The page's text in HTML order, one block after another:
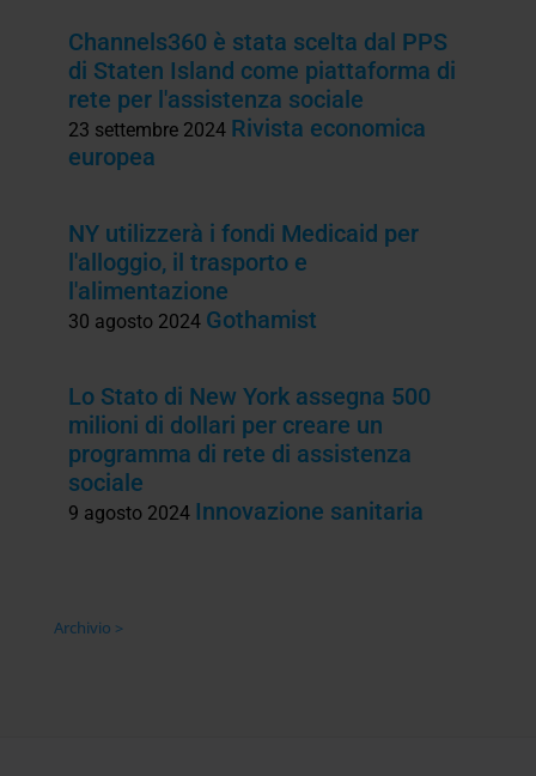
Channels360 è stata scelta dal PPS
di Staten Island come piattaforma di
rete per l'assistenza sociale
23 settembre 2024 Rivista economica
europea
NY utilizzerà i fondi Medicaid per
l'alloggio, il trasporto e
l'alimentazione
30 agosto 2024 Gothamist
Lo Stato di New York assegna 500
milioni di dollari per creare un
programma di rete di assistenza
sociale
9 agosto 2024 Innovazione sanitaria
Archivio >